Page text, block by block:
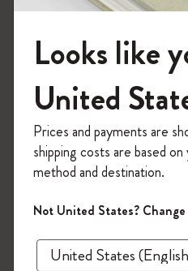
モレスキンの
「WELCOME10」を
文が10%オフ＋送料
ール・アウトレ
Moleskineアカウン
ァーや会員特典、さ
レーションを手
Looks like
United
Prices and payments are
shipping costs are based
method and destination.
Not United States?